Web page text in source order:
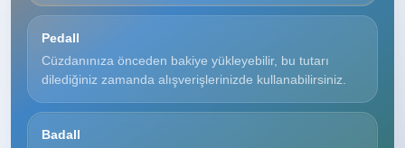
Pedall
Cüzdanınıza önceden bakiye yükleyebilir, bu tutarı
dilediğiniz zamanda alışverişlerinizde kullanabilirsiniz.
Badall